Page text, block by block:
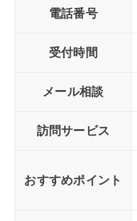
電話番号
受付時間
メール相談
訪問サービス
おすすめポイント